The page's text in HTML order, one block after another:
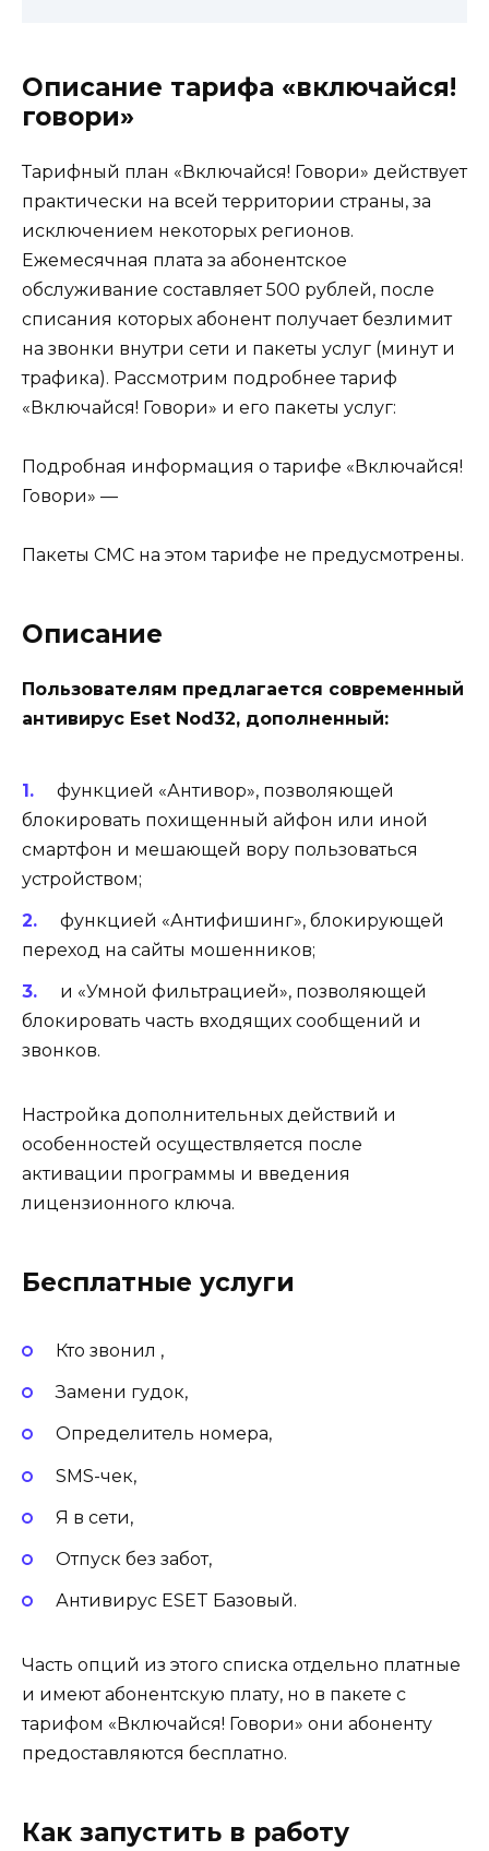
Описание тарифа «включайся!
говори»
Тарифный план «Включайся! Говори» действует
практически на всей территории страны, за
исключением некоторых регионов.
Ежемесячная плата за абонентское
обслуживание составляет 500 рублей, после
списания которых абонент получает безлимит
на звонки внутри сети и пакеты услуг (минут и
трафика). Рассмотрим подробнее тариф
«Включайся! Говори» и его пакеты услуг:
Подробная информация о тарифе «Включайся!
Говори» —
Пакеты СМС на этом тарифе не предусмотрены.
Описание
Пользователям предлагается современный
антивирус Eset Nod32, дополненный:
функцией «Антивор», позволяющей
блокировать похищенный айфон или иной
смартфон и мешающей вору пользоваться
устройством;
функцией «Антифишинг», блокирующей
переход на сайты мошенников;
и «Умной фильтрацией», позволяющей
блокировать часть входящих сообщений и
звонков.
Настройка дополнительных действий и
особенностей осуществляется после
активации программы и введения
лицензионного ключа.
Бесплатные услуги
Кто звонил ,
Замени гудок,
Определитель номера,
SMS-чек,
Я в сети,
Отпуск без забот,
Антивирус ESET Базовый.
Часть опций из этого списка отдельно платные
и имеют абонентскую плату, но в пакете с
тарифом «Включайся! Говори» они абоненту
предоставляются бесплатно.
Как запустить в работу